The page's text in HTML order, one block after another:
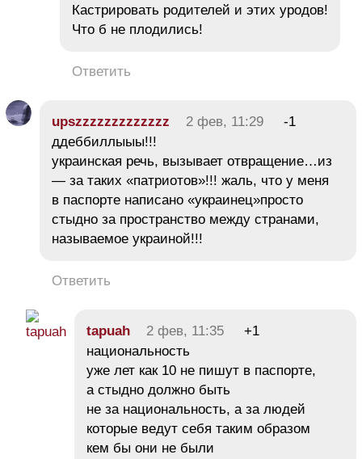
Кастрировать родителей и этих уродов!
Что б не плодились!
Ответить
upszzzzzzzzzzzzz 2 фев, 11:29
-1
ддеббиллыыы!!!
украинская речь, вызывает отвращение…из
— за таких «патриотов»!!! жаль, что у меня
в паспорте написано «украинец»просто
стыдно за пространство между странами,
называемое украиной!!!
Ответить
tapuah 2 фев, 11:35
+1
национальность
уже лет как 10 не пишут в паспорте,
а стыдно должно быть
не за национальность, а за людей
которые ведут себя таким образом
кем бы они не были